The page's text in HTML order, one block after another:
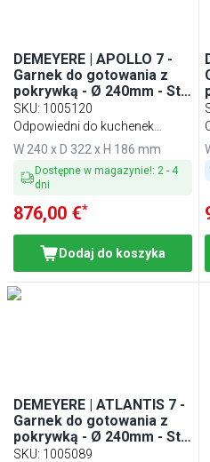
DEMEYERE | APOLLO 7 -
Garnek do gotowania z
pokrywką - Ø 240mm - Stal
nierdzewna
SKU: 1005120
Odpowiedni do kuchenek
indukcyjnych
W 240 x D 322 x H 186 mm
Dostępne w magazynie!: 2 - 4
dni
876,00 €*
Dodaj do koszyka
DEMEYERE | ATLANTIS 7 -
Garnek do gotowania z
pokrywką - Ø 240mm - Stal
nierdzewna
SKU: 1005089